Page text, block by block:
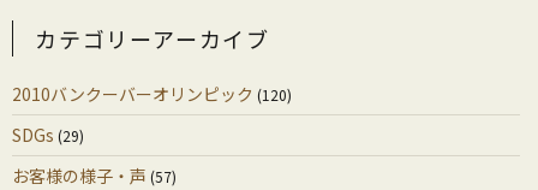
カテゴリーアーカイブ
2010バンクーバーオリンピック (120)
SDGs (29)
お客様の様子・声 (57)